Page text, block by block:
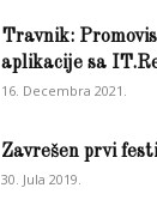
Travnik:
aplikacije sa
16. Decembra 2021.
Zavrešen prvi
30. Jula 2019.